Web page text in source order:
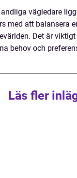
vägledare
med att balansera
Det är
behov och
Läs fler